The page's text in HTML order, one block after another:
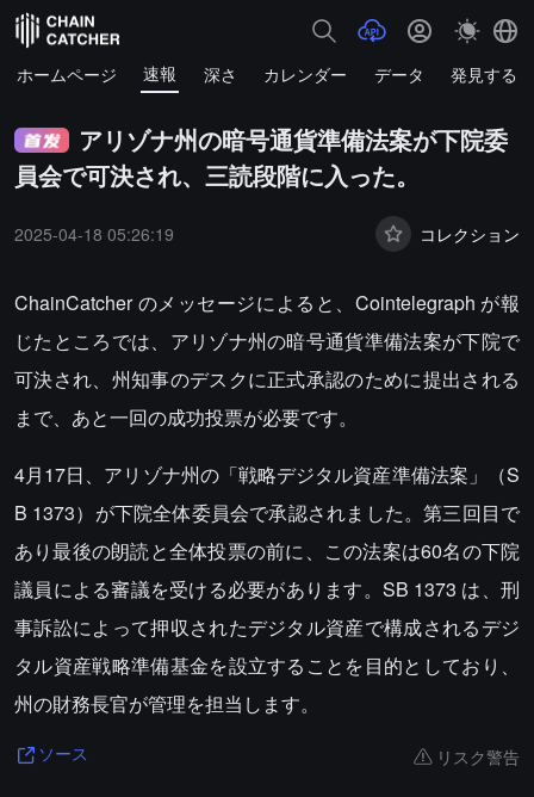
ホームページ 速報 深さ カレンダー データ 発見する
アリゾナ州の暗号通貨準備法案が下院委
員会で可決され、三読段階に入った。
2025-04-18 05:26:19 コレクション
ChainCatcher のメッセージによると、Cointelegraph が報
じたところでは、アリゾナ州の暗号通貨準備法案が下院で
可決され、州知事のデスクに正式承認のために提出される
まで、あと一回の成功投票が必要です。
4月17日、アリゾナ州の「戦略デジタル資産準備法案」（S
B 1373）が下院全体委員会で承認されました。第三回目で
あり最後の朗読と全体投票の前に、この法案は60名の下院
議員による審議を受ける必要があります。SB 1373 は、刑
事訴訟によって押収されたデジタル資産で構成されるデジ
タル資産戦略準備基金を設立することを目的としており、
州の財務長官が管理を担当します。
ソース リスク警告